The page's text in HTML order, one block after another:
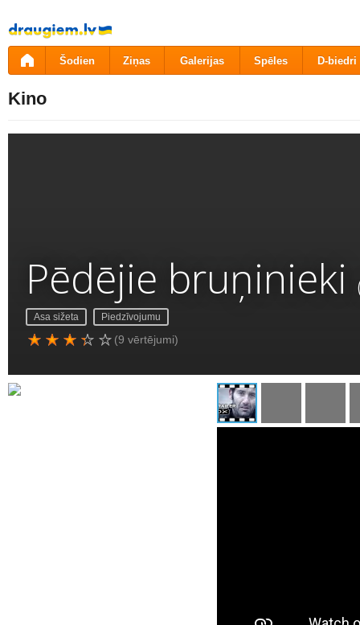
Pāriet
uz
saturu
Šodien Ziņas Galerijas Spēles D-biedri
Kino
Pēdējie bruņinieki
Asa sižeta Piedzīvojumu
(9 vērtējumi)